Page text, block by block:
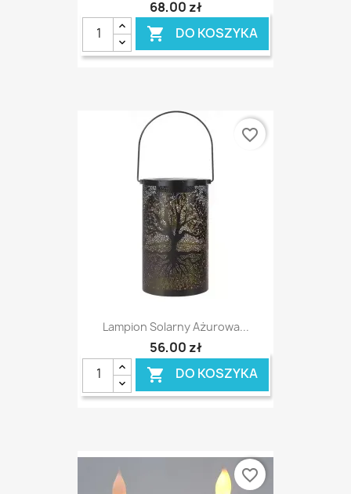
68,00 zł
 DO KOSZYKA
Lampion Solarny Ażurowa...
56,00 zł
 DO KOSZYKA
favorite_border
favorite_border